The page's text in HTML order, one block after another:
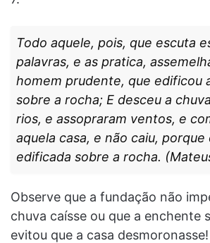
Todo aquele, pois, que escuta
palavras, e as pratica,
homem prudente, que edificou
sobre a rocha; E desceu a
rios, e assopraram ventos, e
aquela casa, e não caiu, porque
edificada sobre a rocha.
Observe que a fundação não
chuva caísse ou que a enchente
evitou que a casa desmoronasse!